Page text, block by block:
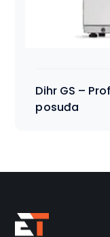
Dihr GS –
posuđa